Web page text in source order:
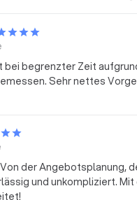
sieht einfach fantastisch aus!
Sorgfalt durchgeführt.
gehalten. Der
auf ihre Dienste
begrenzter Zeit
Sehr nettes
der Angebotsplanung,
und unkompliziert.